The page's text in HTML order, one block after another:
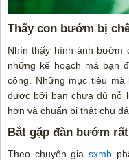
Thấy con bướm bị
Nhìn thấy hình ảnh bướm
những kế hoạch mà bạn
công. Những mục tiêu
được bởi bạn chưa đủ nỗ
hơn và chuẩn bị thật chu
Bắt gặp đàn bướm
Theo chuyên giasxmb